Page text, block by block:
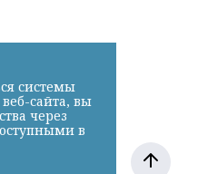
системы
сайта, вы
через
в